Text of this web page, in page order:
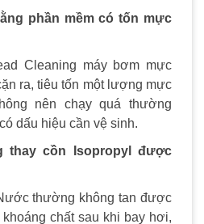
phần mềm có tốn mực
Cleaning máy bơm mực
ra, tiêu tốn một lượng mực
nên chạy quá thường
dấu hiệu cần vệ sinh.
thay cồn Isopropyl được
thường không tan được
chất sau khi bay hơi,